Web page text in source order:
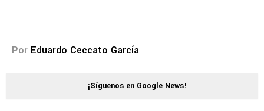
Por Eduardo Ceccato García
¡Síguenos en Google News!